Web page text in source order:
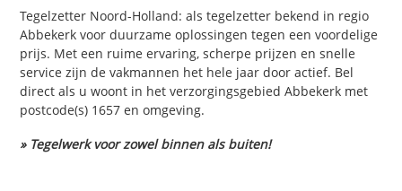
Tegelzetter Noord-Holland: als tegelzetter bekend in regio
Abbekerk voor duurzame oplossingen tegen een voordelige
prijs. Met een ruime ervaring, scherpe prijzen en snelle
service zijn de vakmannen het hele jaar door actief. Bel
direct als u woont in het verzorgingsgebied Abbekerk met
postcode(s) 1657 en omgeving.
» Tegelwerk voor zowel binnen als buiten!